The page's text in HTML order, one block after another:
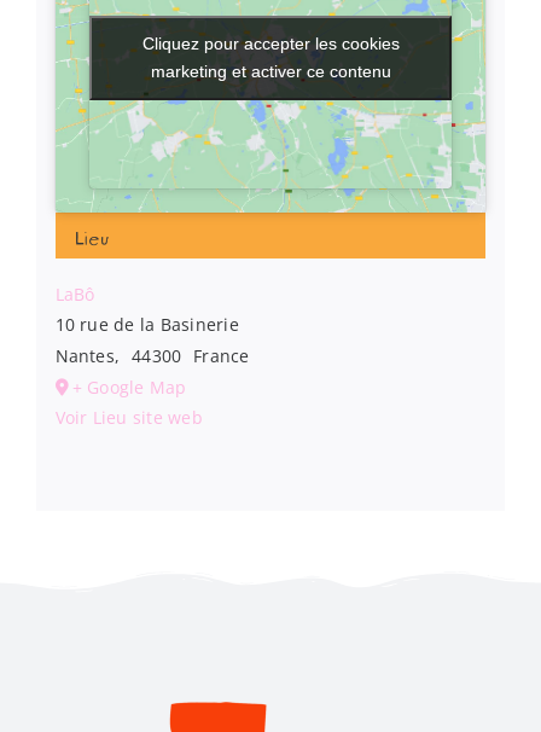
Lieu
LaBô
10 rue de la Basinerie
Nantes, 44300 France
+ Google Map
Voir Lieu site web
Cliquez pour accepter les cookies
marketing et activer ce contenu
Cliquez pour accepter les cookies
marketing et activer ce contenu